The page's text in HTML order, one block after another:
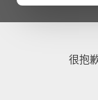
很抱